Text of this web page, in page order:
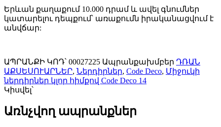
Երևան քաղաքում 10.000 դրամ և ավել գնումներ
կատարելու դեպքում՝ առաքումն իրականացվում է
անվճար:
ԱՊՐԱՆՔԻ ԿՈԴ՝ 00027225 Ապրանքախմբեր ԴՌԱՆ
ԱՔՍԵՍՈՒԱՐՆԵՐ, Ներդիրներ, Code Deco, Միջուկի
ներդիրներ կլոր հիմքով Code Deco 14
Կիսվել՝
Առնչվող ապրանքներ